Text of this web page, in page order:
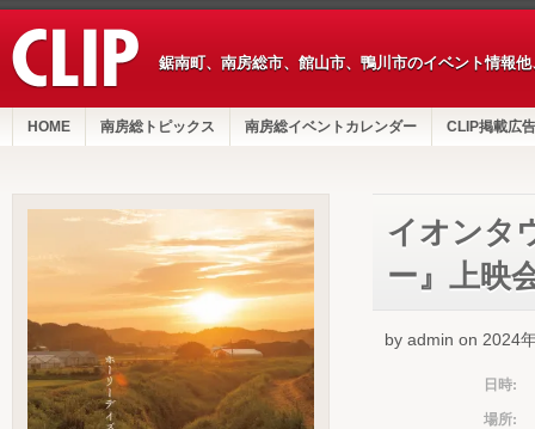
鋸南町、南房総市、館山市、鴨川市のイベント情報
HOME 南房総トピックス 南房総イベントカレンダー CLIP掲載広告
イオンタ
ー』上映
by admin on 2024
日時:
場所: